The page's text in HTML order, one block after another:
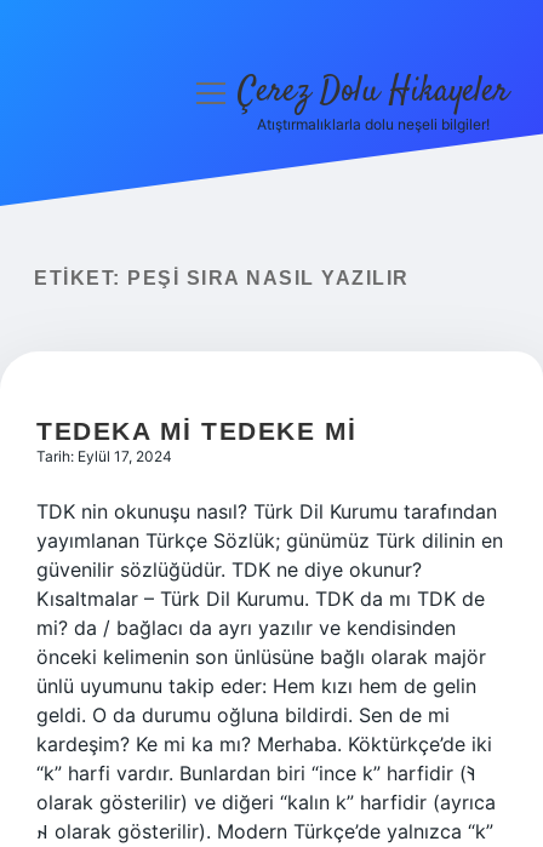
Yasal Uyarı
menüyüÇerez Dolu Hikayeler
Atıştırmalıklarla dolu neşeli bilgiler!
ETIKET: PEŞI SIRA NASIL YAZILIR
TEDEKA MI TEDEKE MI
Tarih: Eylül 17, 2024
TDK nin okunuşu nasıl? Türk Dil Kurumu tarafından
yayımlanan Türkçe Sözlük; günümüz Türk dilinin en
güvenilir sözlüğüdür. TDK ne diye okunur?
Kısaltmalar – Türk Dil Kurumu. TDK da mı TDK de
mi? da / bağlacı da ayrı yazılır ve kendisinden
önceki kelimenin son ünlüsüne bağlı olarak majör
ünlü uyumunu takip eder: Hem kızı hem de gelin
geldi. O da durumu oğluna bildirdi. Sen de mi
kardeşim? Ke mi ka mı? Merhaba. Köktürkçe’de iki
“k” harfi vardır. Bunlardan biri “ince k” harfidir (𐰚
olarak gösterilir) ve diğeri “kalın k” harfidir (ayrıca
𐰴 olarak gösterilir). Modern Türkçe’de yalnızca “k”